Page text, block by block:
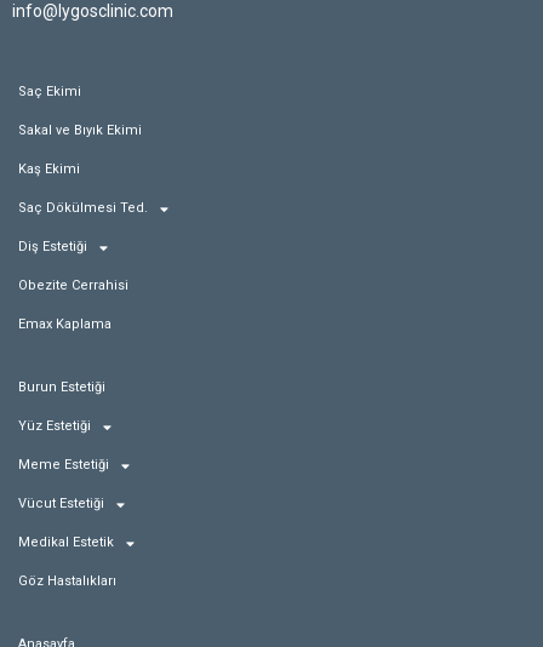
info@lygosclinic.com
Saç Ekimi
Sakal ve Bıyık Ekimi
Kaş Ekimi
Saç Dökülmesi Ted.
Diş Estetiği
Obezite Cerrahisi
Emax Kaplama
Burun Estetiği
Yüz Estetiği
Meme Estetiği
Vücut Estetiği
Medikal Estetik
Göz Hastalıkları